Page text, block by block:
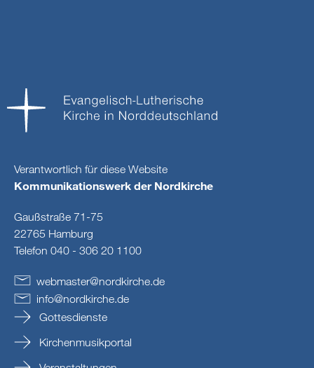
Verantwortlich für diese Website
Kommunikationswerk der Nordkirche
Gaußstraße 71-75
22765 Hamburg
Telefon 040 - 306 20 1100
webmaster@nordkirche de
info@nordkirche.de
Gottesdienste
Kirchenmusikportal